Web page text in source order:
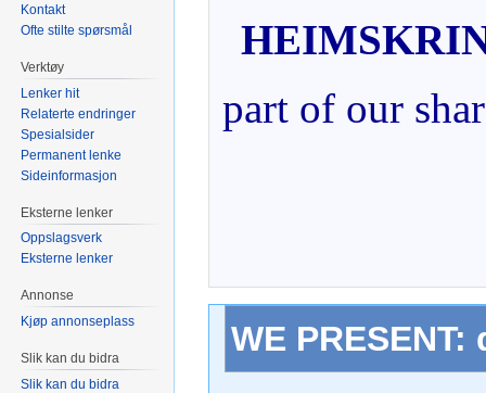
part of our
WE
Kontakt
Ofte stilte spørsmål
Verktøy
Lenker hit
Relaterte endringer
Spesialsider
Permanent lenke
Sideinformasjon
Eksterne lenker
Oppslagsverk
Eksterne lenker
Annonse
Kjøp annonseplass
Slik kan du bidra
Slik kan du bidra